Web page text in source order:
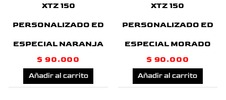
XTZ 150
PERSONALIZADO ED
ESPECIAL NARANJA
$ 90.000
Añadir al carrito
XTZ 150
PERSONALIZADO ED
ESPECIAL MORADO
$ 90.000
Añadir al carrito